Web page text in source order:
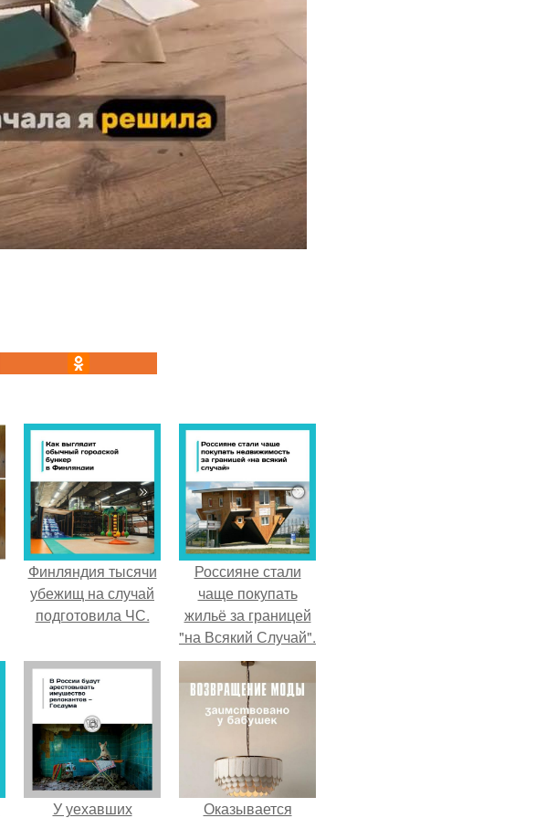
Финляндия тысячи
убежищ на случай
подготовила ЧС.
Россияне стали
чаще покупать
жильё за границей
"на Всякий Случай".
У уехавших Оказывается